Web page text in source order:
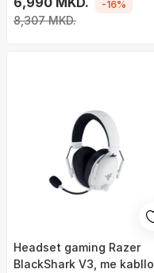
8,307 MKD.
-16%
Headset gaming Razer
BlackShark V3, me kabllo